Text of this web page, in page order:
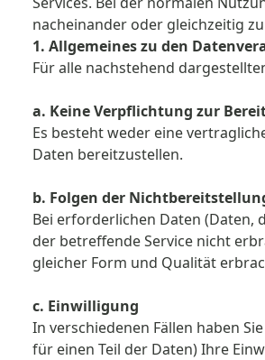
nacheinander oder gleichzeitig
1. Allgemeines zu den
Für alle nachstehend
a. Keine Verpflichtung zur
Es besteht weder eine
Daten bereitzustellen.
b. Folgen der
Bei erforderlichen Daten (Daten,
der betreffende Service nicht
gleicher Form und Qualität
c. Einwilligung
In verschiedenen Fällen haben
für einen Teil der Daten) Ihre